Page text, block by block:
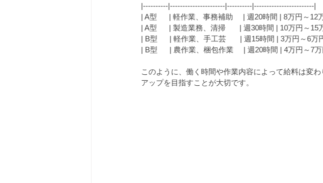
|----------|----------------------|----------|------------------------|
| A型      | 軽作業、事務補助     | 週20時間 | 8万円～12
| A型      | 製造業務、清掃       | 週30時間 | 10万円～15
| B型      | 軽作業、手工芸       | 週15時間 | 3万円～6万
| B型      | 農作業、梱包作業     | 週20時間 | 4万円～7
このように、働く時間や作業内容によって給料は変
アップを目指すことが大切です。